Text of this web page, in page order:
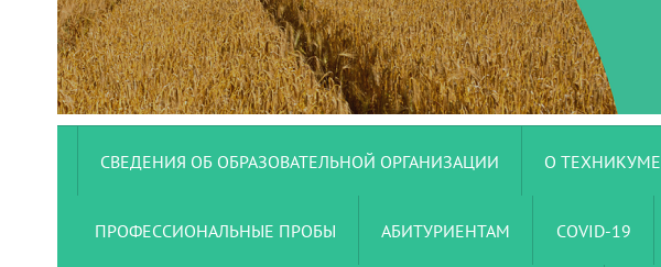
СВЕДЕНИЯ ОБ ОБРАЗОВАТЕЛЬНОЙ ОРГАНИЗАЦИИ О ТЕХНИКУМЕ
ПРОФЕССИОНАЛЬНЫЕ ПРОБЫ АБИТУРИЕНТАМ COVID-19